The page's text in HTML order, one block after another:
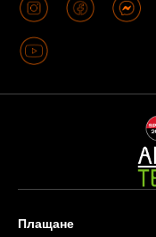
Плащане